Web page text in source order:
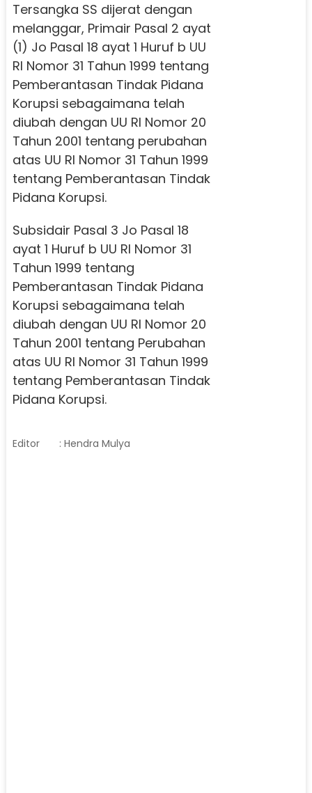
Tersangka SS dijerat dengan
melanggar, Primair Pasal 2 ayat
(1) Jo Pasal 18 ayat 1 Huruf b UU
RI Nomor 31 Tahun 1999 tentang
Pemberantasan Tindak Pidana
Korupsi sebagaimana telah
diubah dengan UU RI Nomor 20
Tahun 2001 tentang perubahan
atas UU RI Nomor 31 Tahun 1999
tentang Pemberantasan Tindak
Pidana Korupsi.
Subsidair Pasal 3 Jo Pasal 18
ayat 1 Huruf b UU RI Nomor 31
Tahun 1999 tentang
Pemberantasan Tindak Pidana
Korupsi sebagaimana telah
diubah dengan UU RI Nomor 20
Tahun 2001 tentang Perubahan
atas UU RI Nomor 31 Tahun 1999
tentang Pemberantasan Tindak
Pidana Korupsi.
Editor : Hendra Mulya